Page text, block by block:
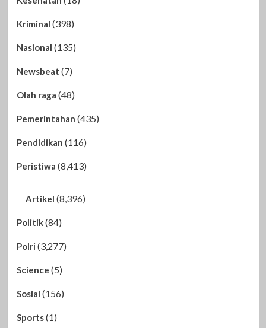
Kriminal (398)
Nasional (135)
Newsbeat (7)
Olah raga (48)
Pemerintahan (435)
Pendidikan (116)
Peristiwa (8,413)
Artikel (8,396)
Politik(84)
Polri (3,277)
Science (5)
Sosial (156)
Sports(1)